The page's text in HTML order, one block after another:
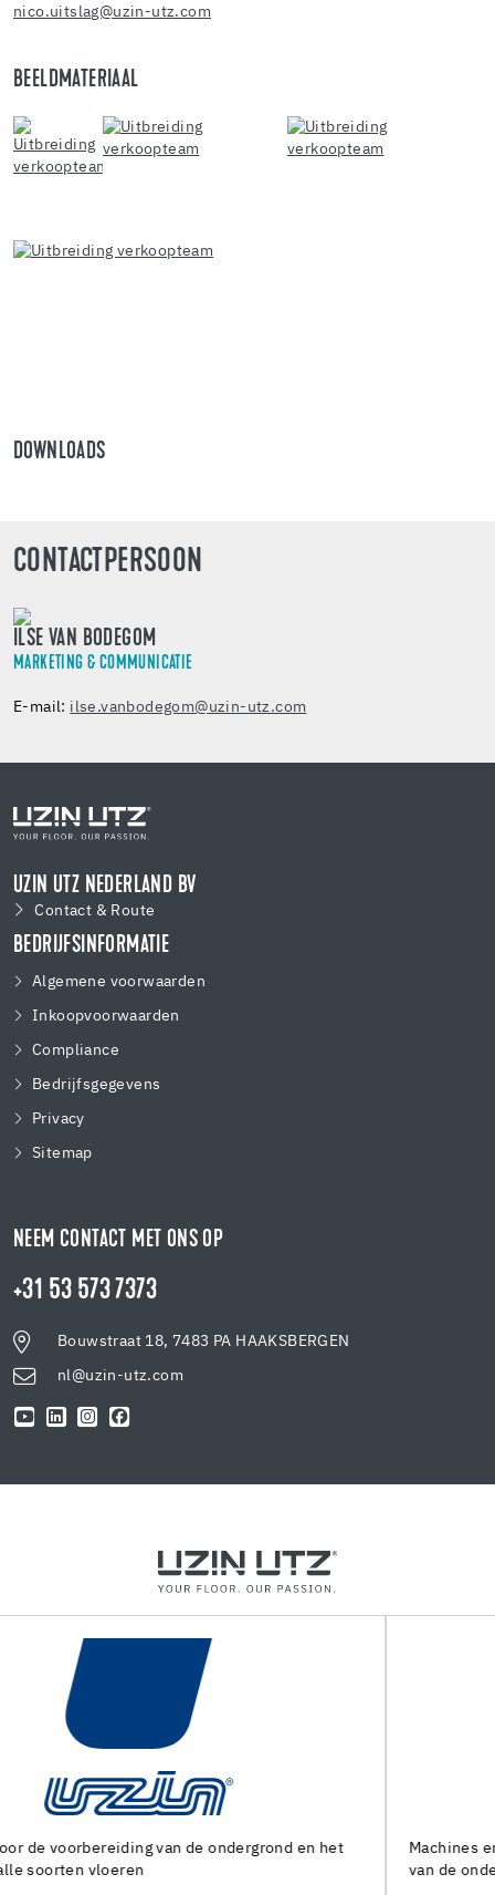
nico.uitslag@uzin-utz.com
BEELDMATERIAAL
DOWNLOADS
CONTACTPERSOON
ILSE VAN BODEGOM
MARKETING & COMMUNICATIE
E-mail: ilse.vanbodegom@uzin-utz.com
UZIN UTZ NEDERLAND BV
Contact & Route
BEDRIJFSINFORMATIE
Algemene voorwaarden
Inkoopvoorwaarden
Compliance
Bedrijfsgegevens
Privacy
Sitemap
NEEM CONTACT MET ONS OP
+31 53 573 7373
Bouwstraat 18, 7483 PA HAAKSBERGEN
nl@uzin-utz.com
Machines en speciaal gereedschap voor de voorbereiding
van de ondergrond en het leggen van alle soorten bedekking